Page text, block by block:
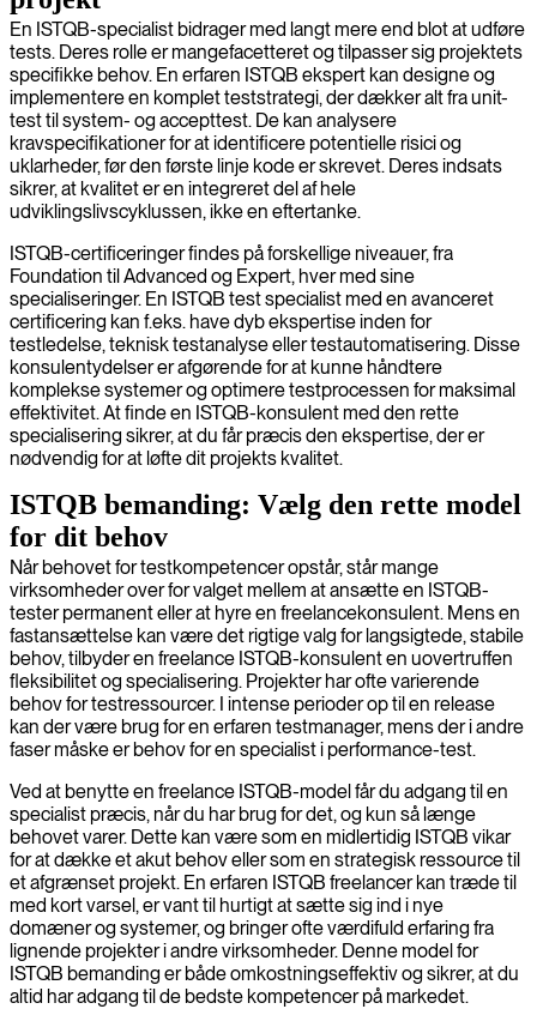
En ISTQB-specialist bidrager med langt mere end blot at udføre
tests. Deres rolle er mangefacetteret og tilpasser sig projektets
specifikke behov. En erfaren ISTQB ekspert kan designe og
implementere en komplet teststrategi, der dækker alt fra unit-
test til system- og accepttest. De kan analysere
kravspecifikationer for at identificere potentielle risici og
uklarheder, før den første linje kode er skrevet. Deres indsats
sikrer, at kvalitet er en integreret del af hele
udviklingslivscyklussen, ikke en eftertanke.
ISTQB-certificeringer findes på forskellige niveauer, fra
Foundation til Advanced og Expert, hver med sine
specialiseringer. En ISTQB test specialist med en avanceret
certificering kan f.eks. have dyb ekspertise inden for
testledelse, teknisk testanalyse eller testautomatisering. Disse
konsulentydelser er afgørende for at kunne håndtere
komplekse systemer og optimere testprocessen for maksimal
effektivitet. At finde en ISTQB-konsulent med den rette
specialisering sikrer, at du får præcis den ekspertise, der er
nødvendig for at løfte dit projekts kvalitet.
ISTQB bemanding: Vælg den rette model
for dit behov
Når behovet for testkompetencer opstår, står mange
virksomheder over for valget mellem at ansætte en ISTQB-
tester permanent eller at hyre en freelancekonsulent. Mens en
fastansættelse kan være det rigtige valg for langsigtede, stabile
behov, tilbyder en freelance ISTQB-konsulent en uovertruffen
fleksibilitet og specialisering. Projekter har ofte varierende
behov for testressourcer. I intense perioder op til en release
kan der være brug for en erfaren testmanager, mens der i andre
faser måske er behov for en specialist i performance-test.
Ved at benytte en freelance ISTQB-model får du adgang til en
specialist præcis, når du har brug for det, og kun så længe
behovet varer. Dette kan være som en midlertidig ISTQB vikar
for at dække et akut behov eller som en strategisk ressource til
et afgrænset projekt. En erfaren ISTQB freelancer kan træde til
med kort varsel, er vant til hurtigt at sætte sig ind i nye
domæner og systemer, og bringer ofte værdifuld erfaring fra
lignende projekter i andre virksomheder. Denne model for
ISTQB bemanding er både omkostningseffektiv og sikrer, at du
altid har adgang til de bedste kompetencer på markedet.